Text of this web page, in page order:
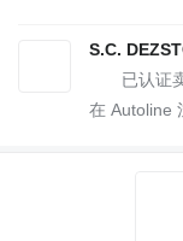
S.C.
在 Autoline